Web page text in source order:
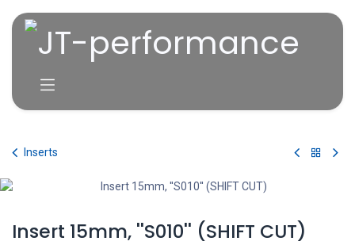
Inserts
Insert 15mm, ''S010'' (SHIFT CUT)